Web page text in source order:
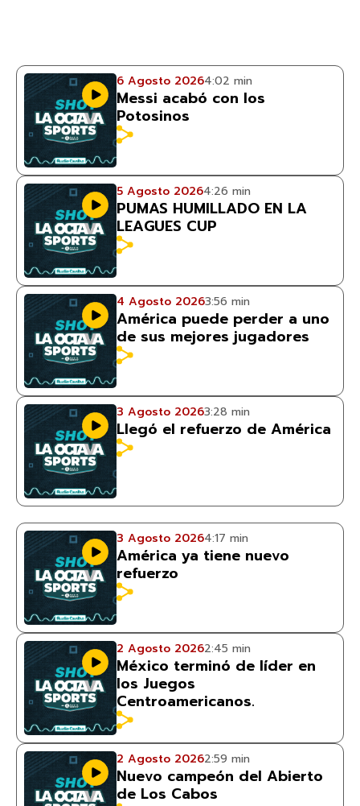
6 Agosto 20264:02 min
Messi acabó con los
Potosinos
5 Agosto 20264:26 min
PUMAS HUMILLADO EN LA
LEAGUES CUP
4 Agosto 20263:56 min
América puede perder a uno
de sus mejores jugadores
3 Agosto 20263:28 min
Llegó el refuerzo de América
3 Agosto 20264:17 min
América ya tiene nuevo
refuerzo
2 Agosto 20262:45 min
México terminó de líder en
los Juegos
Centroamericanos.
2 Agosto 20262:59 min
Nuevo campeón del Abierto
de Los Cabos